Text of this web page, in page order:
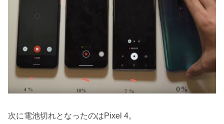
次に電池切れとなったのはPixel 4。